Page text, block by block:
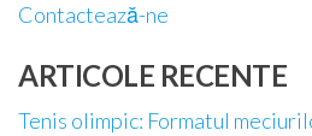
Contactează-ne
ARTICOLE RECENTE
Tenis olimpic: Formatul